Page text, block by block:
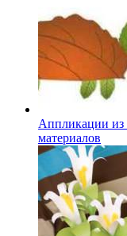
Аппликации из
материалов